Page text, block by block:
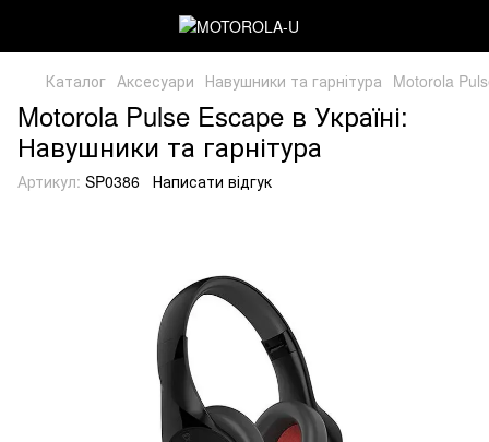
Каталог Аксесуари Навушники та гарнітура Motorola
Motorola Pulse Escape в Україні:
Навушники та гарнітура
Артикул: SP0386 Написати відгук